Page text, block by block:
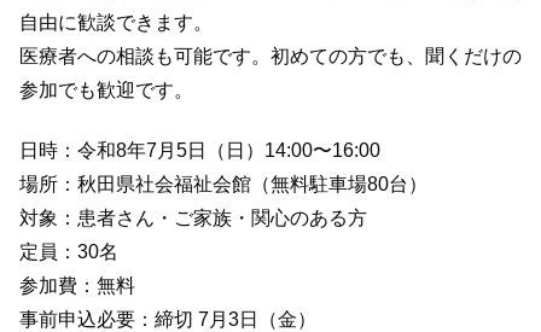
自由に歓談できます。
医療者への相談も可能です。初めての方でも、聞くだけの
参加でも歓迎です。
日時：令和8年7月5日（日）14:00〜16:00
場所：秋田県社会福祉会館（無料駐車場80台）
対象：患者さん・ご家族・関心のある方
定員：30名
参加費：無料
事前申込必要：締切 7月3日（金）